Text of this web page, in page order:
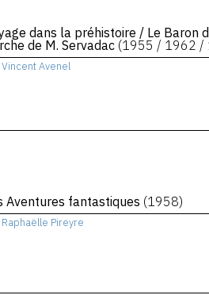
dans la préhistoire / Le Baron
de M. Servadac (1955 / 1962 /
Vincent Avenel
Aventures fantastiques (1958)
Raphaëlle Pireyre